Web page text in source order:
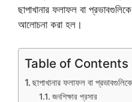
ছাপাখানার ফলাফল বা
আলোচনা করা হল।
Table of Contents
ছাপাখানার ফলাফল বা
জনশিক্ষার প্রসার